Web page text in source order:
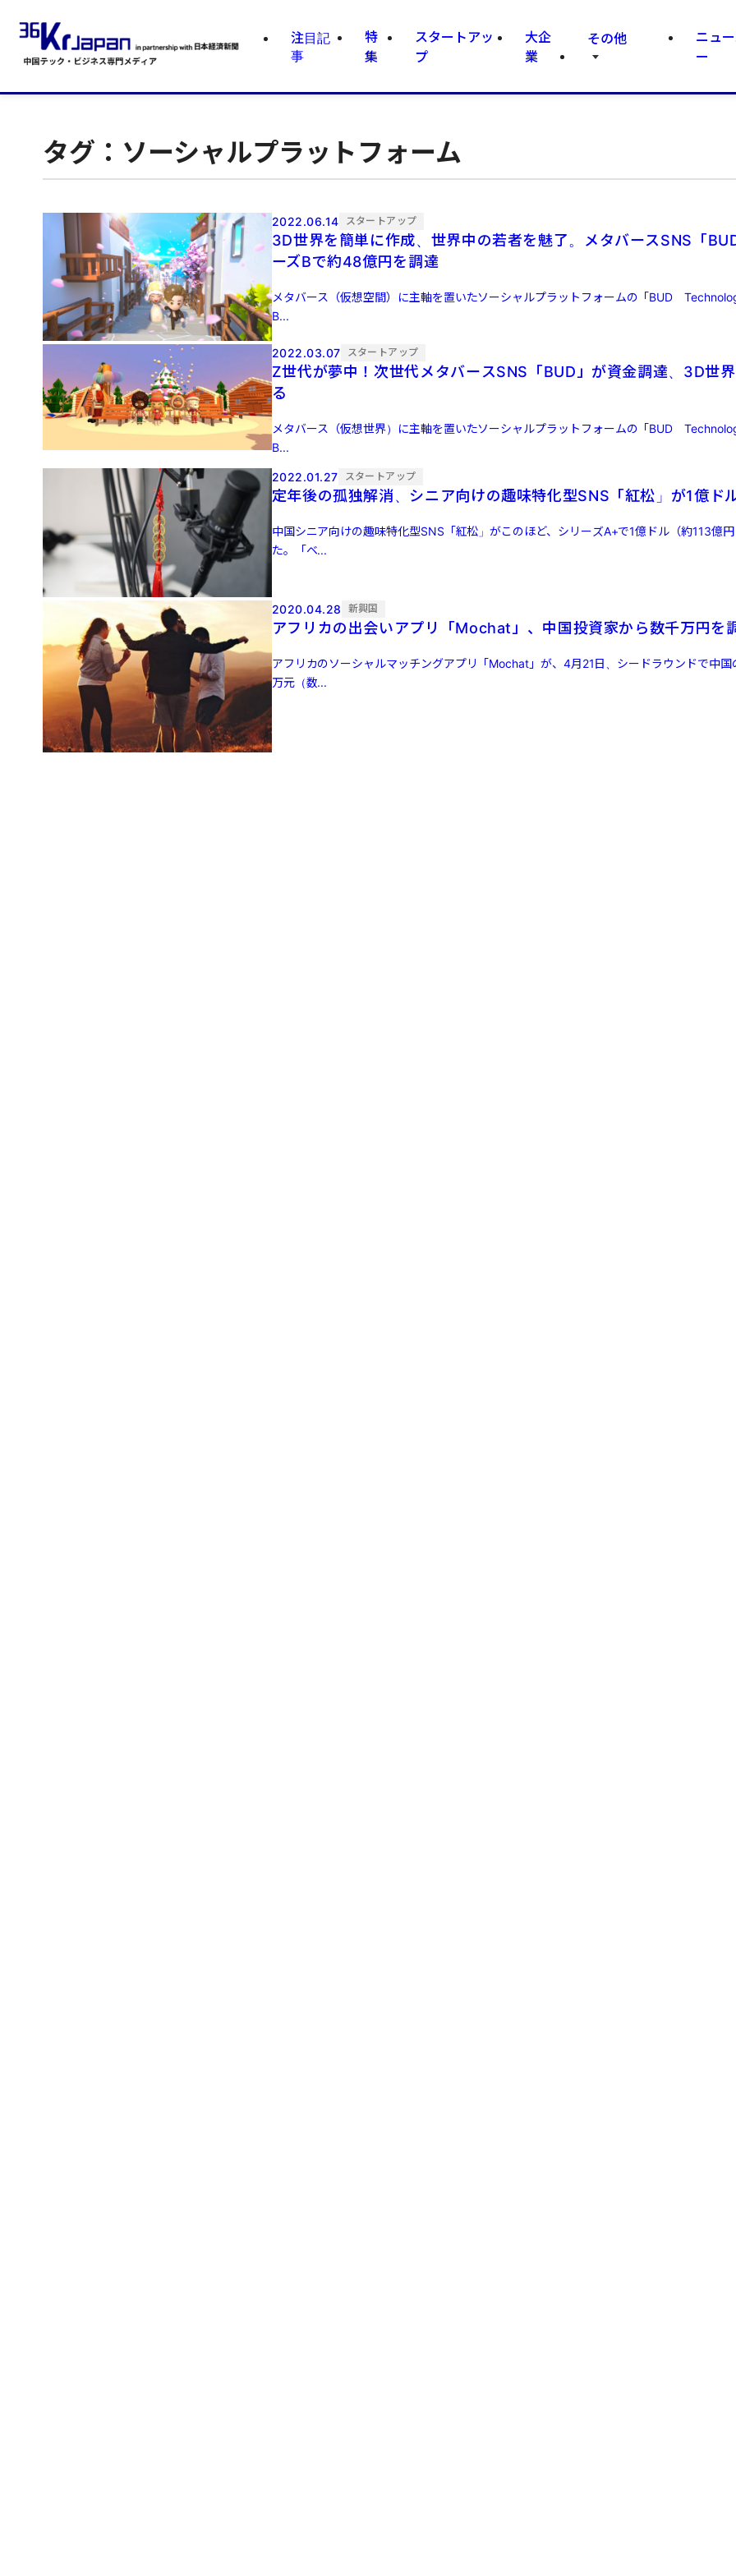
注目記
事
特
集
スタートアッ
プ
大企
業
その他
ニュ
ー
タグ：ソーシャルプラットフォーム
2022.06.14 スタートアップ
3D世界を簡単に作成、世界中の若者を魅了。メタバースSNS「
ーズBで約48億円を調達
メタバース（仮想空間）に主軸を置いたソーシャルプラットフォームの「BUD
B...
2022.03.07 スタートアップ
Z世代が夢中！次世代メタバースSNS「BUD」が資金調達、3D世
る
メタバース（仮想世界）に主軸を置いたソーシャルプラットフォームの「BUD
B...
2022.01.27 スタートアップ
定年後の孤独解消、シニア向けの趣味特化型SNS「紅松」が1億ド
中国シニア向けの趣味特化型SNS「紅松」がこのほど、シリーズA+で1億ドル（約113億
た。「ベ...
2020.04.28 新興国
アフリカの出会いアプリ「Mochat」、中国投資家から数千万円を
アフリカのソーシャルマッチングアプリ「Mochat」が、4月21日、シードラウンドで中国
万元（数...